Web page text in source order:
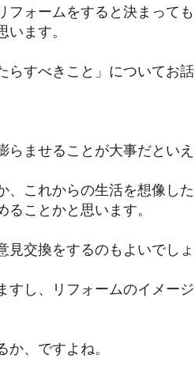
フォームをすると決まって
ます。
すべきこと」についてお話
ませることが大事だといえ
これからの生活を想像し
ことかと思います。
交換をするのもよいでしょ
すし、リフォームのイメー
、ですよね。